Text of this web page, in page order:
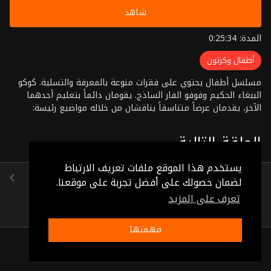
يستخدم هذا الموقع ملفات تعريف الارتباط
لضمان حصولك على أفضل تجربة على موقعنا.
تعرف على المزيد
فهمتها
شاهد
المدة: 0:25:34
أطفال وكرتون
مسلسل أطفال يحتوي على فقرات منوعة بالمعرفة والتسلية. كوكو
الببغاء الحكيم وفوفو الفار الساذج. يقومان دائماً بتعليم أحدهما
الآخر، يقدمان عرضاً متناسقاً يناقشان من خلاله مواضيع رئيسة:
فوفو، دفتر مذكرات كوكو
الحلقة التالية
الحلقة 19
(0:25:25)